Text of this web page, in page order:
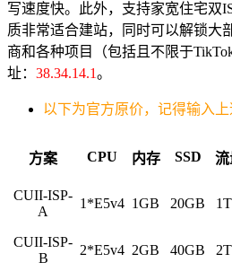
写速度快。此外，支持家宽住宅双
质非常适合建站，同时可以解锁大
商和各种项目（包括且不限于
址： 38.34.14.1。
以下为官方原价，记得输入
方案 CPU 内存 SSD 流
CUII-ISP-
A
1*E5v4 1GB 20GB
CUII-ISP-
B
2*E5v4 2GB 40GB